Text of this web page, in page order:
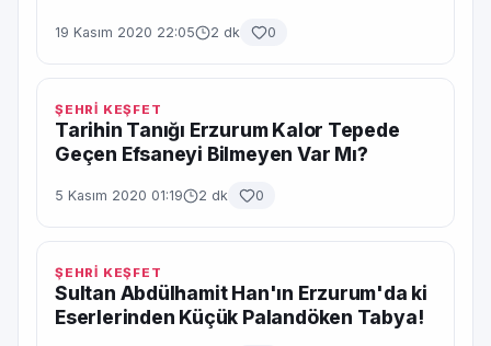
19 Kasım 2020 22:05 2 dk 0
ŞEHRİ KEŞFET
Tarihin Tanığı Erzurum Kalor Tepede
Geçen Efsaneyi Bilmeyen Var Mı?
5 Kasım 2020 01:19 2 dk 0
ŞEHRİ KEŞFET
Sultan Abdülhamit Han'ın Erzurum'da ki
Eserlerinden Küçük Palandöken Tabya!